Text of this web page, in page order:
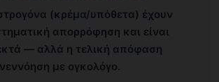
(κρέμα/υπόθετα) έχουν
απορρόφηση και είναι
— αλλά η τελική απόφαση
με ογκολόγο.